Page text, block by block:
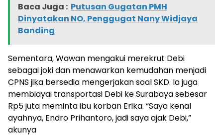
Baca Juga : Putusan Gugatan PMH
Dinyatakan NO, Penggugat Nany Widjaya
Banding
Sementara, Wawan mengakui merekrut Debi
sebagai joki dan menawarkan kemudahan menjadi
CPNS jika bersedia mengerjakan soal SKD. Ia juga
membiayai transportasi Debi ke Surabaya sebesar
Rp5 juta meminta ibu korban Erika. “Saya kenal
ayahnya, Endro Prihantoro, jadi saya ajak Debi,”
akunya